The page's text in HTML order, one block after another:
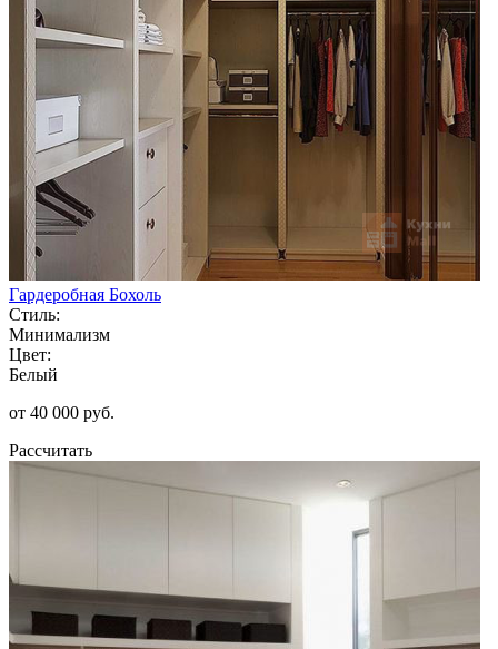
Гардеробная Бохоль
Стиль:
Минимализм
Цвет:
Белый
от 40 000 руб.
Рассчитать